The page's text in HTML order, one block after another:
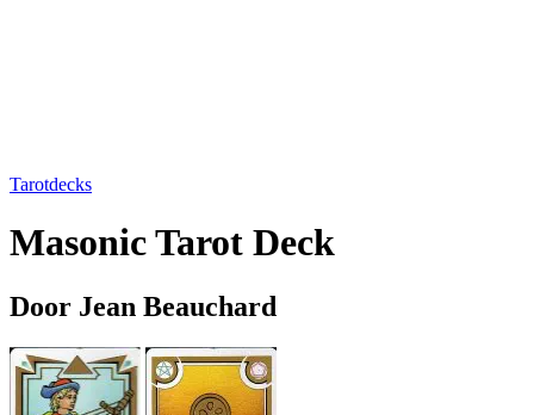
Tarotdecks
Masonic Tarot Deck
Door Jean Beauchard